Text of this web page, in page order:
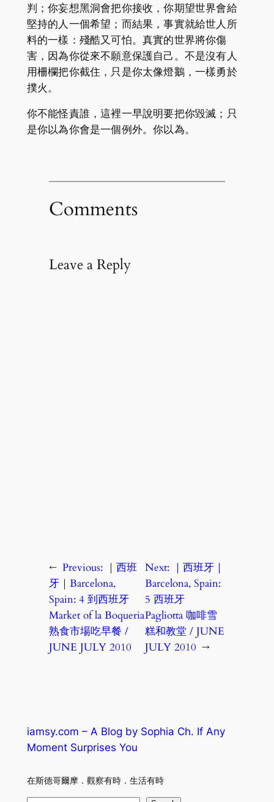
判；你妄想黑洞會把你接收，你期望世界會給
堅持的人一個希望；而結果，事實就給世人所
料的一樣：殘酷又可怕。真實的世界將你傷
害，因為你從來不願意保護自己。不是沒有人
用柵欄把你截住，只是你太像燈鵝，一樣勇於
撲火。
你不能怪責誰，這裡一早說明要把你毀滅；只
是你以為你會是一個例外。你以為。
Comments
Leave a Reply
← Previous: ｜西班
牙｜Barcelona,
Spain: 4 到西班牙
Market of la Boqueria
熟食市場吃早餐 /
JUNE JULY 2010
Next: ｜西班牙｜
Barcelona, Spain:
5 西班牙
Pagliotta 咖啡雪
糕和教堂 / JUNE
JULY 2010 →
iamsy.com – A Blog by Sophia Ch. If Any
Moment Surprises You
在斯德哥爾摩．觀察有時．生活有時